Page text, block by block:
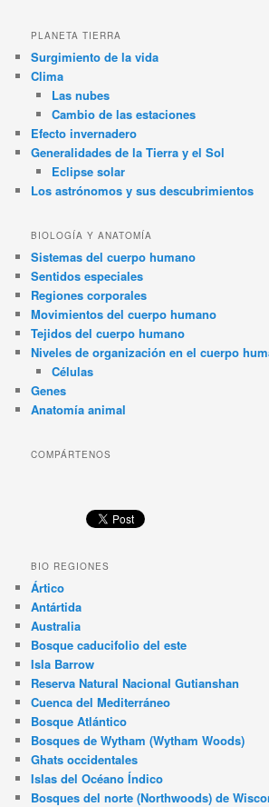
PLANETA TIERRA
Surgimiento de la vida
Clima
Las nubes
Cambio de las estaciones
Efecto invernadero
Generalidades de la Tierra y el Sol
Eclipse solar
Los astrónomos y sus descubrimientos
BIOLOGÍA Y ANATOMÍA
Sistemas del cuerpo humano
Sentidos especiales
Regiones corporales
Movimientos del cuerpo humano
Tejidos del cuerpo humano
Niveles de organización en el cuerpo
Células
Genes
Anatomía animal
COMPÁRTENOS
BIO REGIONES
Ártico
Antártida
Australia
Bosque caducifolio del este
Isla Barrow
Reserva Natural Nacional Gutianshan
Cuenca del Mediterráneo
Bosque Atlántico
Bosques de Wytham (Wytham Woods)
Ghats occidentales
Islas del Océano Índico
Bosques del norte (Northwoods) de